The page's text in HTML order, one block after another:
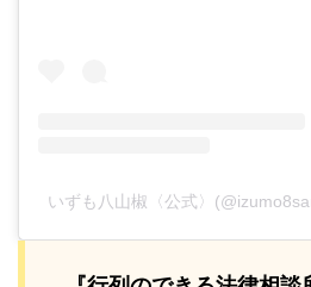
いずも八山椒〈公式〉